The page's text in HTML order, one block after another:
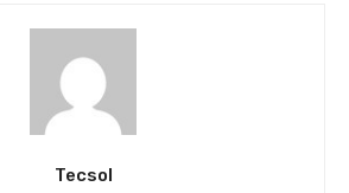
Tecsol